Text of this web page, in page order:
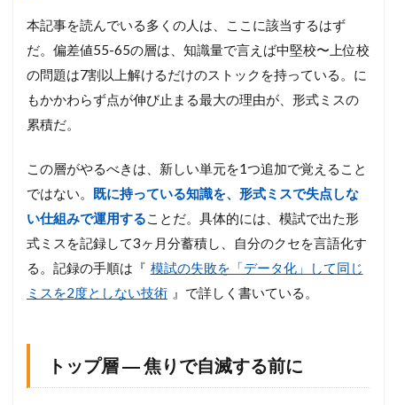
本記事を読んでいる多くの人は、ここに該当するはず
だ。偏差値55-65の層は、知識量で言えば中堅校〜上位校
の問題は7割以上解けるだけのストックを持っている。に
もかかわらず点が伸び止まる最大の理由が、形式ミスの
累積だ。
この層がやるべきは、新しい単元を1つ追加で覚えること
ではない。 既に持っている知識を、形式ミスで失点しな
い仕組みで運用することだ。具体的には、模試で出た形
式ミスを記録して3ヶ月分蓄積し、自分のクセを言語化す
る。記録の手順は『 模試の失敗を「データ化」して同じ
ミスを2度としない技術 』で詳しく書いている。
トップ層 ― 焦りで自滅する前に